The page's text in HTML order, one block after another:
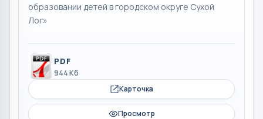
образовании детей в городском округе Сухой
Лог»
PDF
944 Кб
Карточка
Просмотр